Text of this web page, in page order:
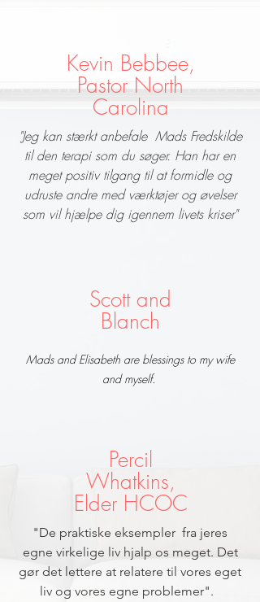
Kevin Bebbee,
Pastor North
Carolina
"Jeg kan stærkt anbefale Mads Fredskilde
til den terapi som du søger. Han har en
meget positiv tilgang til at formidle og
udruste andre med værktøjer og øvelser
som vil hjælpe dig igennem livets kriser"
Scott and
Blanch
Mads and Elisabeth are blessings to my wife
and myself.
Percil
Whatkins,
Elder HCOC
"De praktiske eksempler fra jeres
egne virkelige liv hjalp os meget. Det
gør det lettere at relatere til vores eget
liv og vores egne problemer".